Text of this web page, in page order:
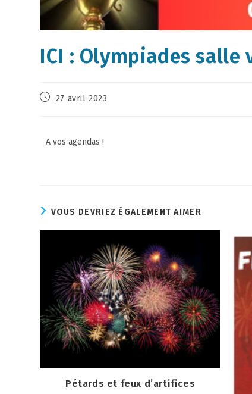
ICI : Olympiades salle
27 avril 2023
A vos agendas !
VOUS DEVRIEZ ÉGALEMENT AIMER
Pétards et feux d’artifices